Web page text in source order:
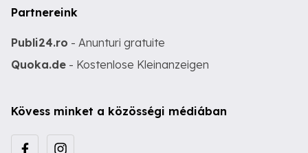
Partnereink
Publi24.ro - Anunturi gratuite
Quoka.de - Kostenlose Kleinanzeigen
Kövess minket a közösségi médiában